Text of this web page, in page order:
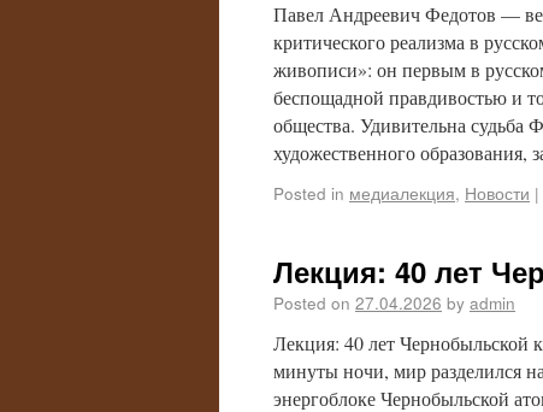
Павел Андреевич Федотов —
критического реализма в
живописи»: он первым в
беспощадной правдивостью и
общества. Удивительна судьба
художественного образования,
Posted in медиалекция, Новости |
Лекция: 40 лет
Posted on 27.04.2026 by admin
Лекция: 40 лет Чернобыльской
минуты ночи, мир разделился
энергоблоке Чернобыльской